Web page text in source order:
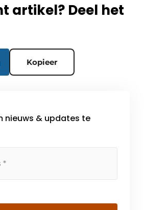
artikel? Deel het
Kopieer
nieuws & updates te